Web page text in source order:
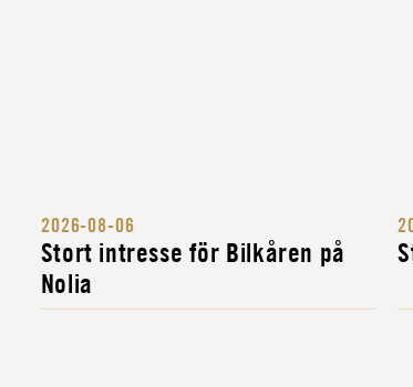
FÖR MILITÄRA
INSTRUKTÖR
2026-08-06
Stort intresse för Bilkåren på
Nolia